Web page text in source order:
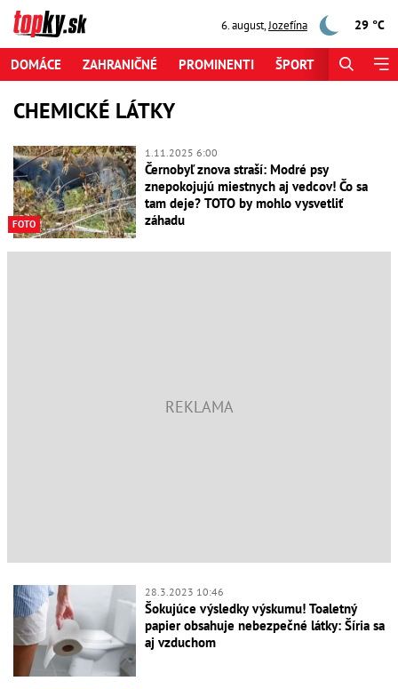
6. august,Jozefína 29 °C
DOMÁCE ZAHRANIČNÉ PROMINENTI ŠPORT
CHEMICKÉ LÁTKY
FOTO
1.11.2025 6:00
Černobyľ znova straší: Modré psy
znepokojujú miestnych aj vedcov! Čo sa
tam deje? TOTO by mohlo vysvetliť
záhadu
28.3.2023 10:46
Šokujúce výsledky výskumu! Toaletný
papier obsahuje nebezpečné látky: Šíria sa
aj vzduchom